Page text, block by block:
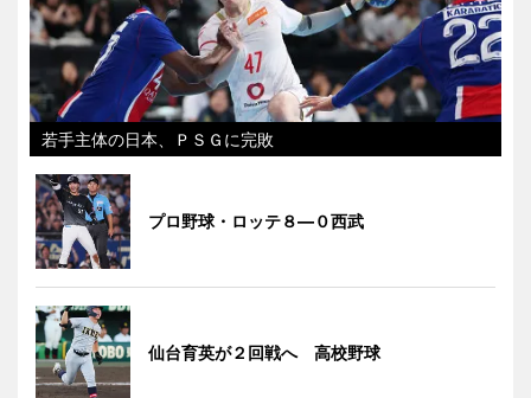
若手主体の日本、ＰＳＧに完敗
プロ野球・ロッテ８―０西武
仙台育英が２回戦へ 高校野球